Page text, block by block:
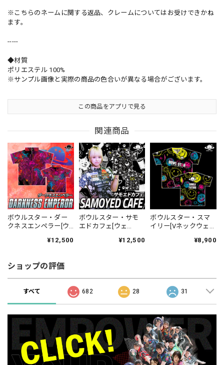
※こちらのネームに関する返品、クレームについてはお受けできかね
ます。
-----
◆材質
ポリエステル 100%
※サンプル画像と実際の商品の色合いが異なる場合がございます。
この商品をアプリで見る
関連商品
ボウルスター・ダー
クネスエンペラー[ウ
り・完全受注生産¥12,500
ボウルスター・サモ
エドカフェ[ウェ
¥12,500
ボウルスター・スマ
イリー[Vネックウェ
¥8,900
ショップの評価
すべて 682 28 31